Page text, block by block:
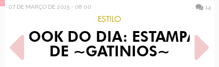
07 DE MARÇO DE 2015 - 08:00 14
ESTILO
LOOK DO DIA: ESTAMPA
DE ~GATINIOS~